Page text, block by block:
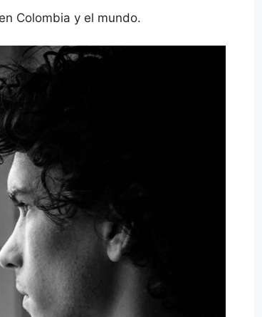
Colombia y el mundo.